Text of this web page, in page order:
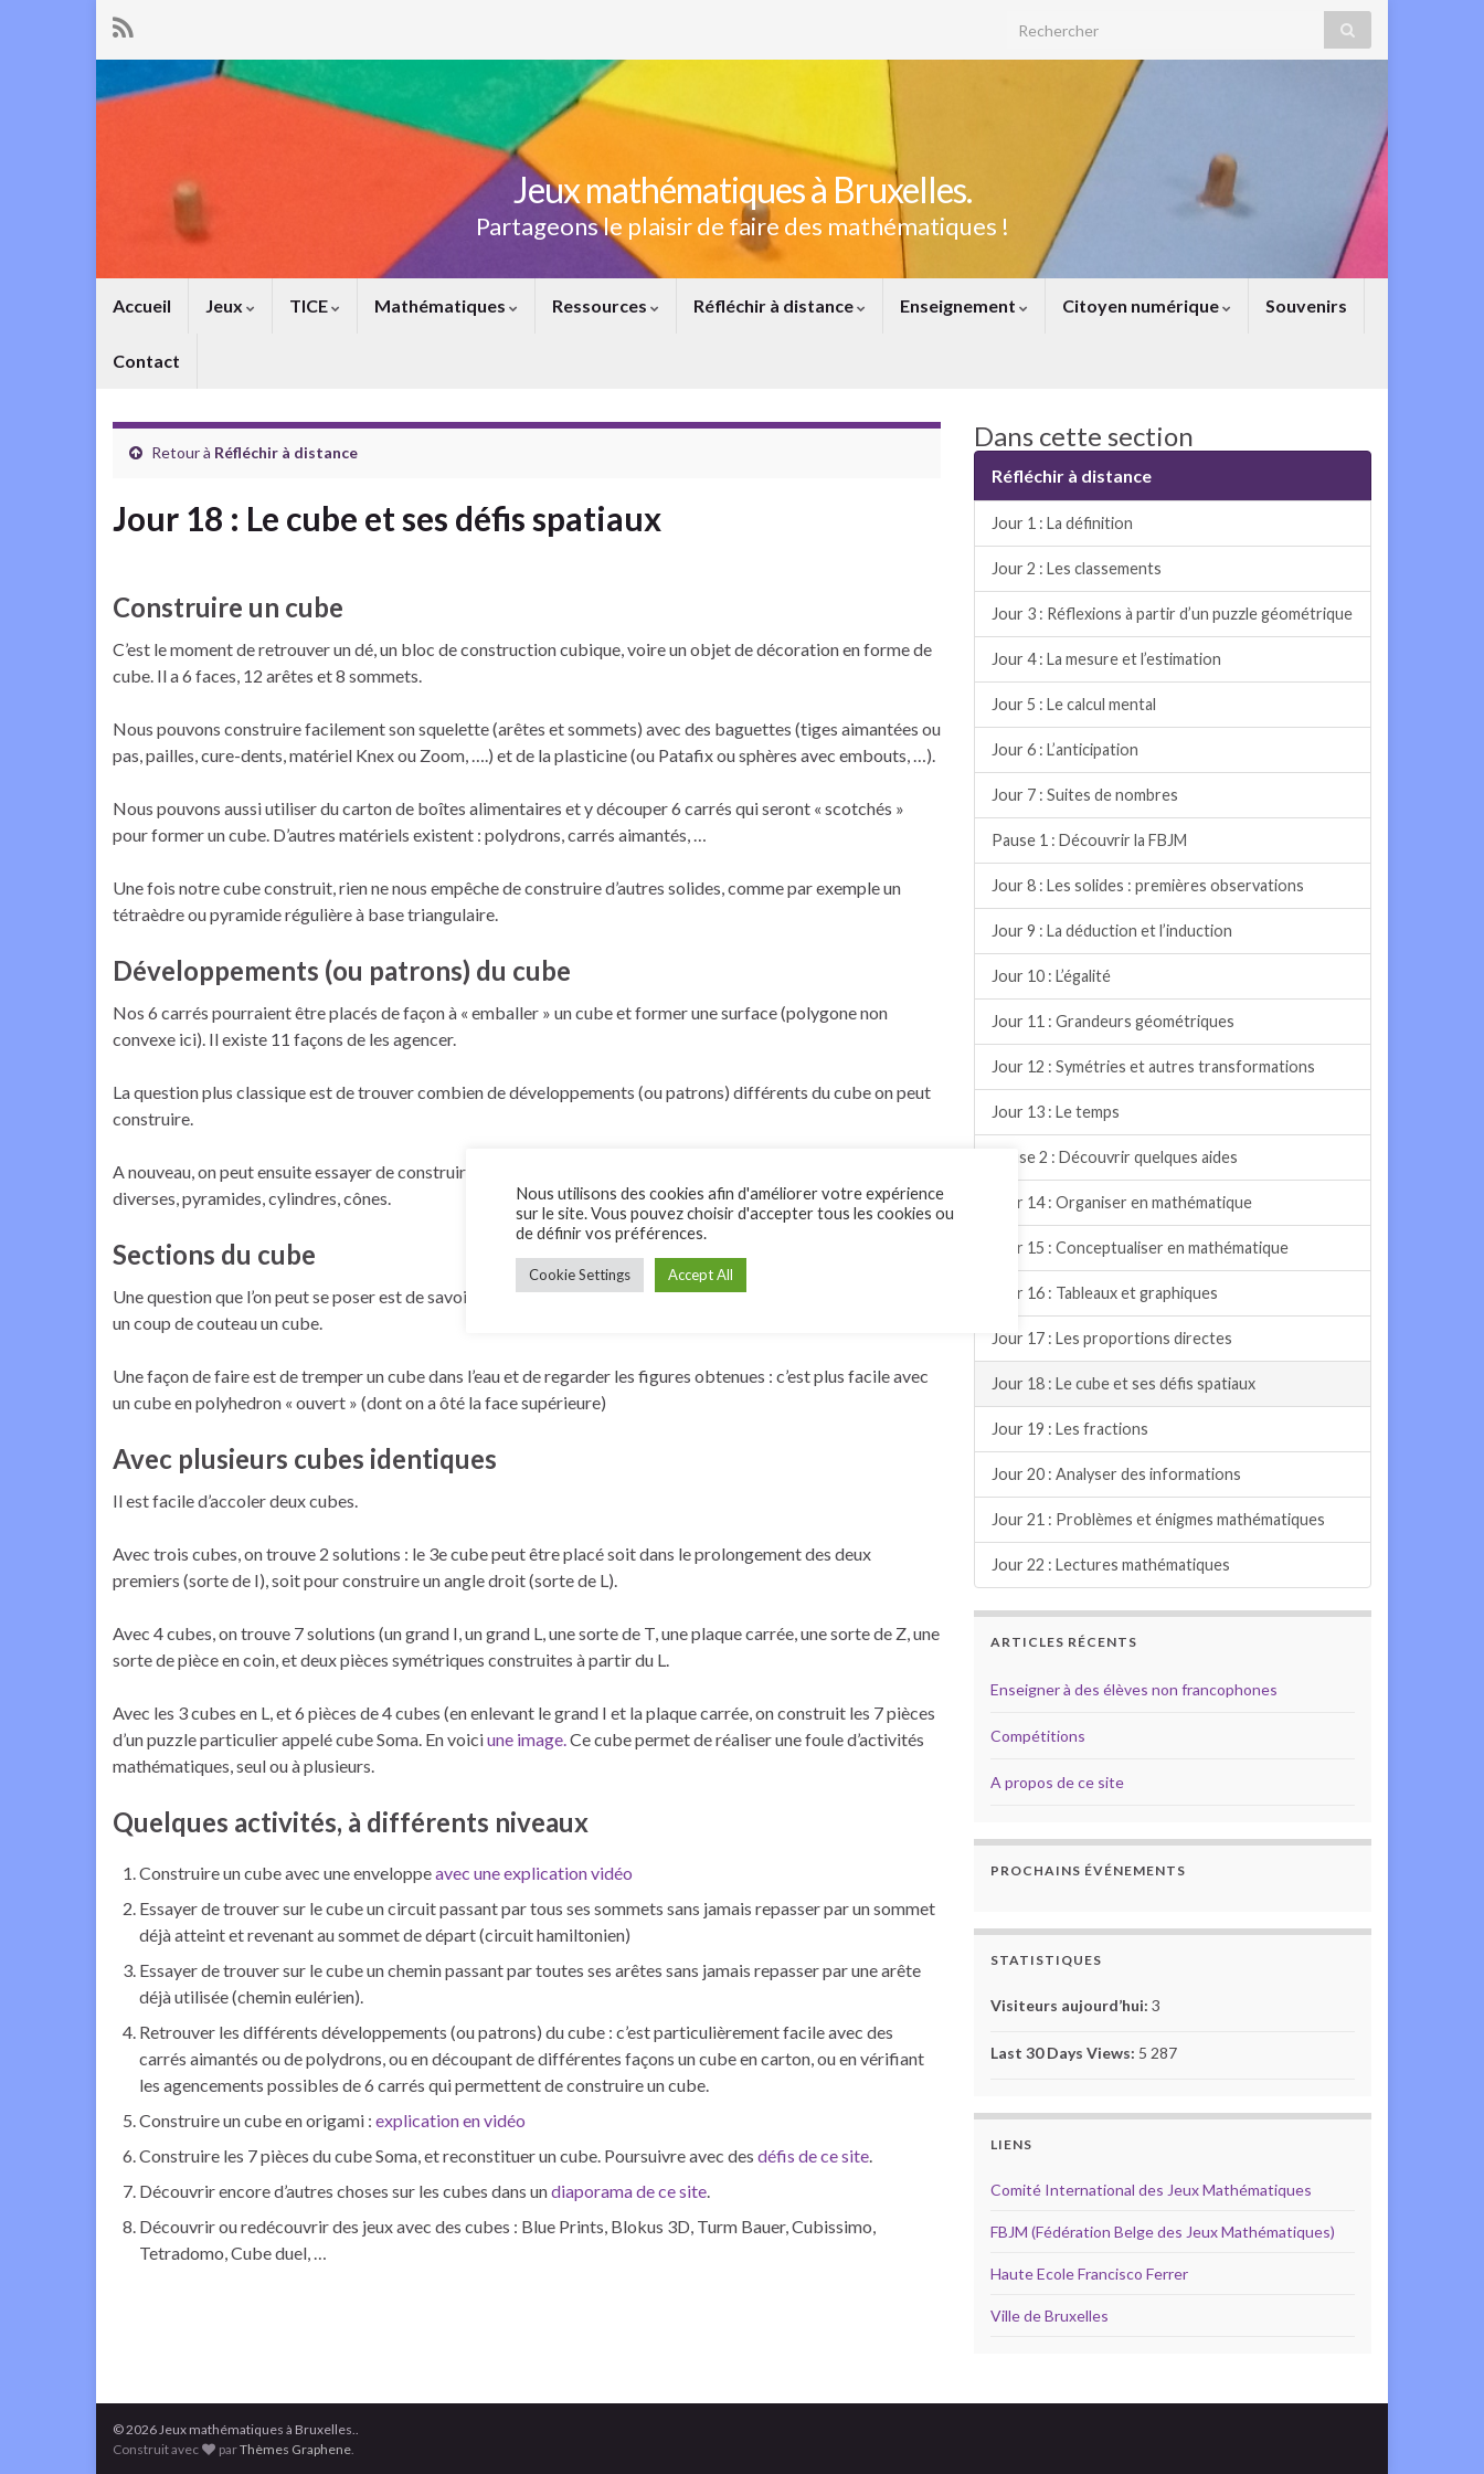
Search for:
Jeux mathématiques à Bruxelles.
Partageons le plaisir de faire des mathématiques !
Accueil Jeux TICE Mathématiques Ressources Réfléchir à distance Enseignement Citoyen numérique Souvenirs
Contact
Retour à Réfléchir à distance
Jour 18 : Le cube et ses défis spatiaux
Construire un cube
C’est le moment de retrouver un dé, un bloc de construction cubique, voire un objet de décoration en forme de
cube. Il a 6 faces, 12 arêtes et 8 sommets.
Nous pouvons construire facilement son squelette (arêtes et sommets) avec des baguettes (tiges aimantées ou
pas, pailles, cure-dents, matériel Knex ou Zoom, ….) et de la plasticine (ou Patafix ou sphères avec embouts, …).
Nous pouvons aussi utiliser du carton de boîtes alimentaires et y découper 6 carrés qui seront « scotchés »
pour former un cube. D’autres matériels existent : polydrons, carrés aimantés, …
Une fois notre cube construit, rien ne nous empêche de construire d’autres solides, comme par exemple un
tétraèdre ou pyramide régulière à base triangulaire.
Développements (ou patrons) du cube
Nos 6 carrés pourraient être placés de façon à « emballer » un cube et former une surface (polygone non
convexe ici). Il existe 11 façons de les agencer.
La question plus classique est de trouver combien de développements (ou patrons) différents du cube on peut
construire.
A nouveau, on peut ensuite essayer de construire d’autres solides avec le matériel trouvé : boîtes de formes
diverses, pyramides, cylindres, cônes.
Sections du cube
Une question que l’on peut se poser est de savoir quelles figures géométriques on peut obtenir en coupant en
un coup de couteau un cube.
Une façon de faire est de tremper un cube dans l’eau et de regarder les figures obtenues : c’est plus facile avec
un cube en polyhedron « ouvert » (dont on a ôté la face supérieure)
Avec plusieurs cubes identiques
Il est facile d’accoler deux cubes.
Avec trois cubes, on trouve 2 solutions : le 3e cube peut être placé soit dans le prolongement des deux
premiers (sorte de I), soit pour construire un angle droit (sorte de L).
Avec 4 cubes, on trouve 7 solutions (un grand I, un grand L, une sorte de T, une plaque carrée, une sorte de Z, une
sorte de pièce en coin, et deux pièces symétriques construites à partir du L.
Avec les 3 cubes en L, et 6 pièces de 4 cubes (en enlevant le grand I et la plaque carrée, on construit les 7 pièces
d’un puzzle particulier appelé cube Soma. En voiciune image.Ce cube permet de réaliser une foule d’activités
mathématiques, seul ou à plusieurs.
Quelques activités, à différents niveaux
Construire un cube avec une enveloppeavec une explication vidéo
Essayer de trouver sur le cube un circuit passant par tous ses sommets sans jamais repasser par un sommet
déjà atteint et revenant au sommet de départ (circuit hamiltonien)
Essayer de trouver sur le cube un chemin passant par toutes ses arêtes sans jamais repasser par une arête
déjà utilisée (chemin eulérien).
Retrouver les différents développements (ou patrons) du cube : c’est particulièrement facile avec des
carrés aimantés ou de polydrons, ou en découpant de différentes façons un cube en carton, ou en vérifiant
les agencements possibles de 6 carrés qui permettent de construire un cube.
Construire un cube en origami : explication en vidéo
Construire les 7 pièces du cube Soma, et reconstituer un cube. Poursuivre avec des défis de ce site.
Découvrir encore d’autres choses sur les cubes dans undiaporama de ce site.
Découvrir ou redécouvrir des jeux avec des cubes : Blue Prints, Blokus 3D, Turm Bauer, Cubissimo,
Tetradomo, Cube duel, …
Dans cette section
Réfléchir à distance
Jour 1 : La définition
Jour 2 : Les classements
Jour 3 : Réflexions à partir d’un puzzle géométrique
Jour 4 : La mesure et l’estimation
Jour 5 : Le calcul mental
Jour 6 : L’anticipation
Jour 7 : Suites de nombres
Pause 1 : Découvrir la FBJM
Jour 8 : Les solides : premières observations
Jour 9 : La déduction et l’induction
Jour 10 : L’égalité
Jour 11 : Grandeurs géométriques
Jour 12 : Symétries et autres transformations
Jour 13 : Le temps
Pause 2 : Découvrir quelques aides
Jour 14 : Organiser en mathématique
Jour 15 : Conceptualiser en mathématique
Jour 16 : Tableaux et graphiques
Jour 17 : Les proportions directes
Jour 18 : Le cube et ses défis spatiaux
Jour 19 : Les fractions
Jour 20 : Analyser des informations
Jour 21 : Problèmes et énigmes mathématiques
Jour 22 : Lectures mathématiques
ARTICLES RÉCENTS
Enseigner à des élèves non francophones
Compétitions
A propos de ce site
PROCHAINS ÉVÉNEMENTS
STATISTIQUES
Visiteurs aujourd’hui: 3
Last 30 Days Views: 5 287
LIENS
Comité International des Jeux Mathématiques
FBJM (Fédération Belge des Jeux Mathématiques)
Haute Ecole Francisco Ferrer
Ville de Bruxelles
© 2026 Jeux mathématiques à Bruxelles..
Construit avec
parThèmes Graphene.
Nous utilisons des cookies afin d'améliorer votre expérience
sur le site. Vous pouvez choisir d'accepter tous les cookies ou
de définir vos préférences.
Cookie Settings Accept All